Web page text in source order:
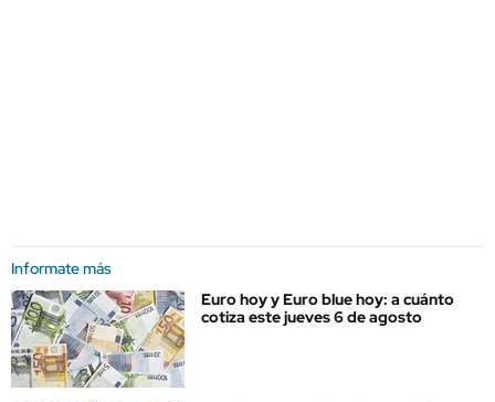
Informate más
Euro hoy y Euro blue hoy: a cuánto
cotiza este jueves 6 de agosto